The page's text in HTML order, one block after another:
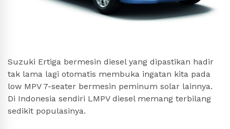
Suzuki Ertiga bermesin diesel yang dipastikan hadir
tak lama lagi otomatis membuka ingatan kita pada
low MPV 7-seater bermesin peminum solar lainnya.
Di Indonesia sendiri LMPV diesel memang terbilang
sedikit populasinya.